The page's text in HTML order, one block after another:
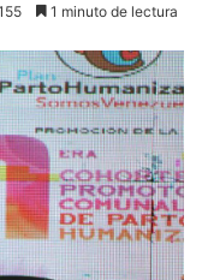
1 minuto de lectura